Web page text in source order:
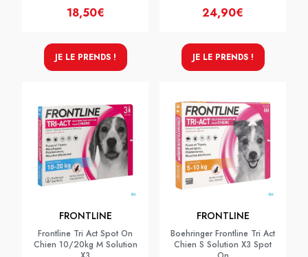
18,50€
JE LE PRENDS !
24,90€
JE LE PRENDS !
FRONTLINE
Frontline Tri Act Spot On
Chien 10/20kg M Solution
FRONTLINE
Boehringer Frontline Tri Act
Chien S Solution X3 Spot